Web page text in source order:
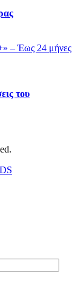
του